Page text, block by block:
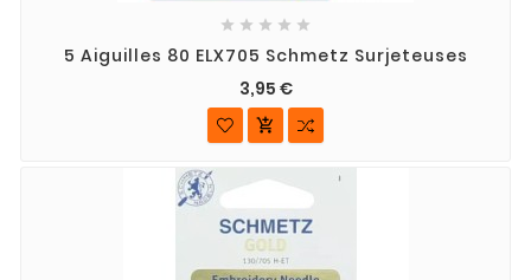
    
5 Aiguilles 80 ELX705 Schmetz Surjeteuses
3,95 €
